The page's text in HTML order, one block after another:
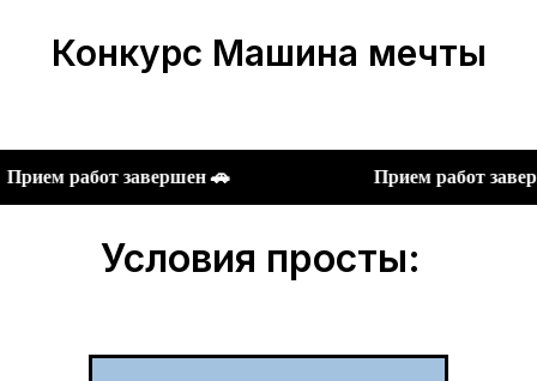
Конкурс Машина мечты
Прием работ завершен 🚗 Прием
Условия просты: